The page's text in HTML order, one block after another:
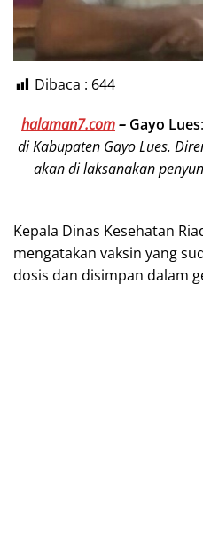
Dibaca : 644
halaman7.com– Gayo Lues:
di Kabupaten Gayo Lues.
akan di laksanakan
Kepala Dinas Kesehatan
mengatakan vaksin yang
dosis dan disimpan dalam